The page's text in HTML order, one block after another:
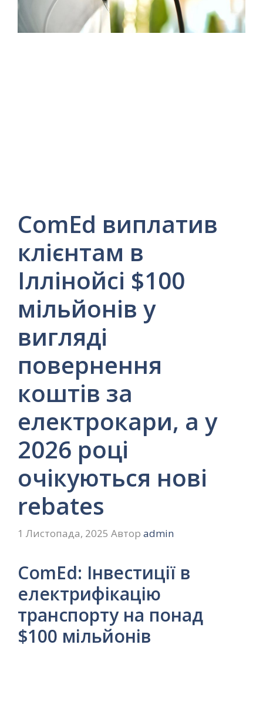
ComEd виплатив
клієнтам в
Іллінойсі $100
мільйонів у
вигляді
повернення
коштів за
електрокари, а у
2026 році
очікуються нові
rebates
1 Листопада, 2025 Автор admin
ComEd: Інвестиції в
електрифікацію
транспорту на понад
$100 мільйонів